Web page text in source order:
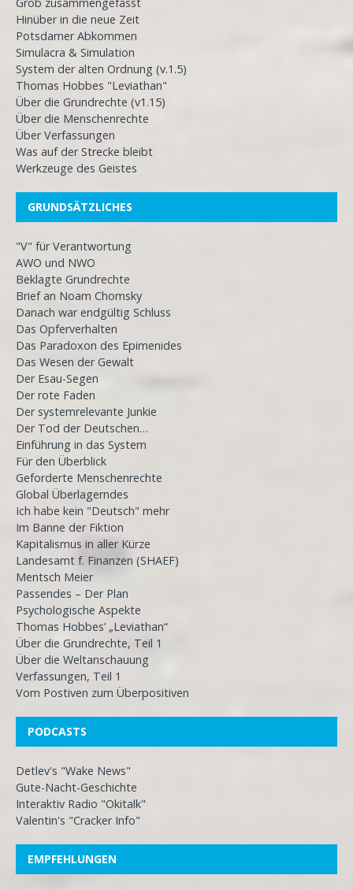
Hinüber in die neue Zeit
Potsdamer Abkommen
Simulacra & Simulation
System der alten Ordnung (v.1.5)
Thomas Hobbes "Leviathan"
Über die Grundrechte (v1.15)
Über die Menschenrechte
Über Verfassungen
Was auf der Strecke bleibt
Werkzeuge des Geistes
GRUNDSÄTZLICHES
"V" für Verantwortung
AWO und NWO
Beklagte Grundrechte
Brief an Noam Chomsky
Danach war endgültig Schluss
Das Opferverhalten
Das Paradoxon des Epimenides
Das Wesen der Gewalt
Der Esau-Segen
Der rote Faden
Der systemrelevante Junkie
Der Tod der Deutschen…
Einführung in das System
Für den Überblick
Geforderte Menschenrechte
Global Überlagerndes
Ich habe kein "Deutsch" mehr
Im Banne der Fiktion
Kapitalismus in aller Kürze
Landesamt f. Finanzen (SHAEF)
Mentsch Meier
Passendes – Der Plan
Psychologische Aspekte
Thomas Hobbes’ „Leviathan“
Über die Grundrechte, Teil 1
Über die Weltanschauung
Verfassungen, Teil 1
Vom Postiven zum Überpositiven
PODCASTS
Detlev's "Wake News"
Gute-Nacht-Geschichte
Interaktiv Radio "Okitalk"
Valentin's "Cracker Info"
EMPFEHLUNGEN